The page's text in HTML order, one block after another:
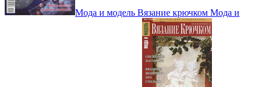
Мода и модель Вязание крючком Мода и